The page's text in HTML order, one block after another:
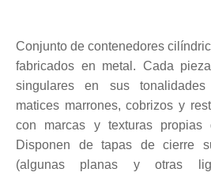
Conjunto de contenedores
fabricados en metal. Cada
singulares en sus tonalidades
matices marrones, cobrizos y
con marcas y texturas
Disponen de tapas de cierre
(algunas planas y otras